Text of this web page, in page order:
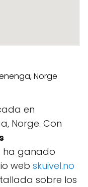
en
Norge. Con
ha ganado
web skuivel.no
sobre los